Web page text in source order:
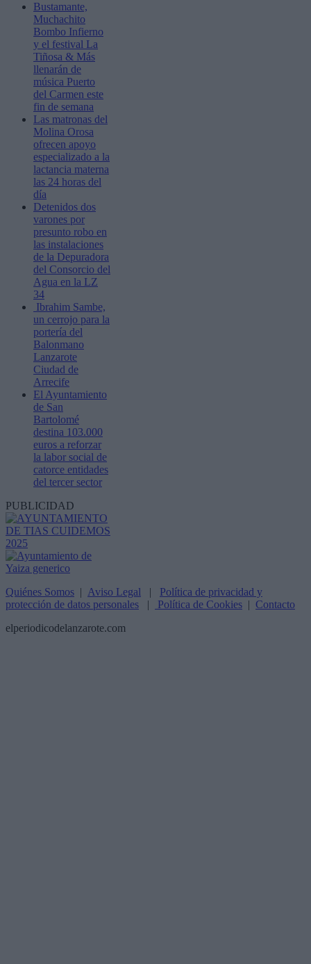
Bustamante,
Muchachito
Bombo Infierno
y el festival La
Tiñosa & Más
llenarán de
música Puerto
del Carmen este
fin de semana
Las matronas del
Molina Orosa
ofrecen apoyo
especializado a la
lactancia materna
las 24 horas del
día
Detenidos dos
varones por
presunto robo en
las instalaciones
de la Depuradora
del Consorcio del
Agua en la LZ
34
Ibrahim Sambe,
un cerrojo para la
portería del
Balonmano
Lanzarote
Ciudad de
Arrecife
El Ayuntamiento
de San
Bartolomé
destina 103.000
euros a reforzar
la labor social de
catorce entidades
del tercer sector
PUBLICIDAD
Quiénes Somos | Aviso Legal | Política de privacidad y
protección de datos personales | Política de Cookies | Contacto
elperiodicodelanzarote.com